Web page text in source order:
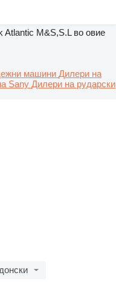
Atlantic M&S,S.L во овие
машини Дилери на
Sany Дилери на рударски